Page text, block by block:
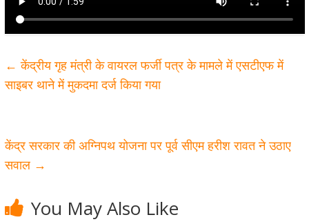
← केंद्रीय गृह मंत्री के वायरल फर्जी पत्र के मामले में एसटीएफ में
साइबर थाने में मुकदमा दर्ज किया गया
केंद्र सरकार की अग्निपथ योजना पर पूर्व सीएम हरीश रावत ने उठाए
सवाल →
You May Also Like